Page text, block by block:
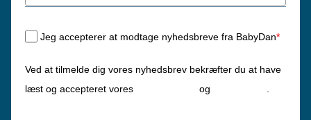
Jeg accepterer at modtage nyhedsbreve fra BabyDan*
Ved at tilmelde dig vores nyhedsbrev bekræfter du at have
læst og accepteret vores
og .